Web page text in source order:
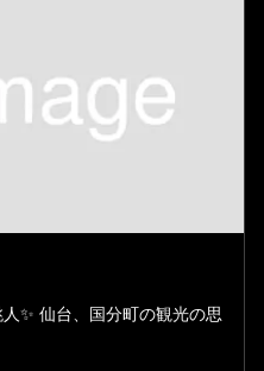
✨ 仙台、国分町の観光の思